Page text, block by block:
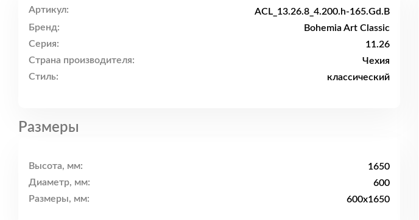
Артикул:
ACL_13.26.8_4.200.h-165.Gd.B
Бренд:
Bohemia Art Classic
Серия:
11.26
Страна производителя:
Чехия
Стиль:
классический
Размеры
Высота, мм:
1650
Диаметр, мм:
600
Размеры, мм:
600x1650